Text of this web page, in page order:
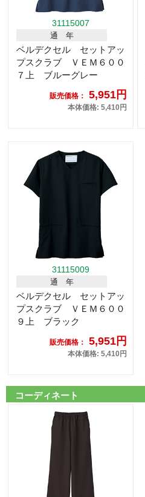
31115007
通 年
ベルデクセル セットアッ
プスクラブ ＶＥＭ６００
７上 ブルーグレー
販売価格： 5,951円
本体価格: 5,410円
31115009
通 年
ベルデクセル セットアッ
プスクラブ ＶＥＭ６００
９上 ブラック
販売価格： 5,951円
本体価格: 5,410円
コーディネート